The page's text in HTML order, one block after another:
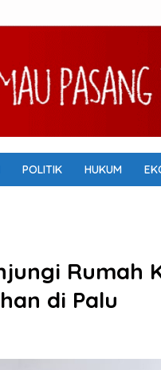
POLITIK HUKUM
Rumah
di Palu